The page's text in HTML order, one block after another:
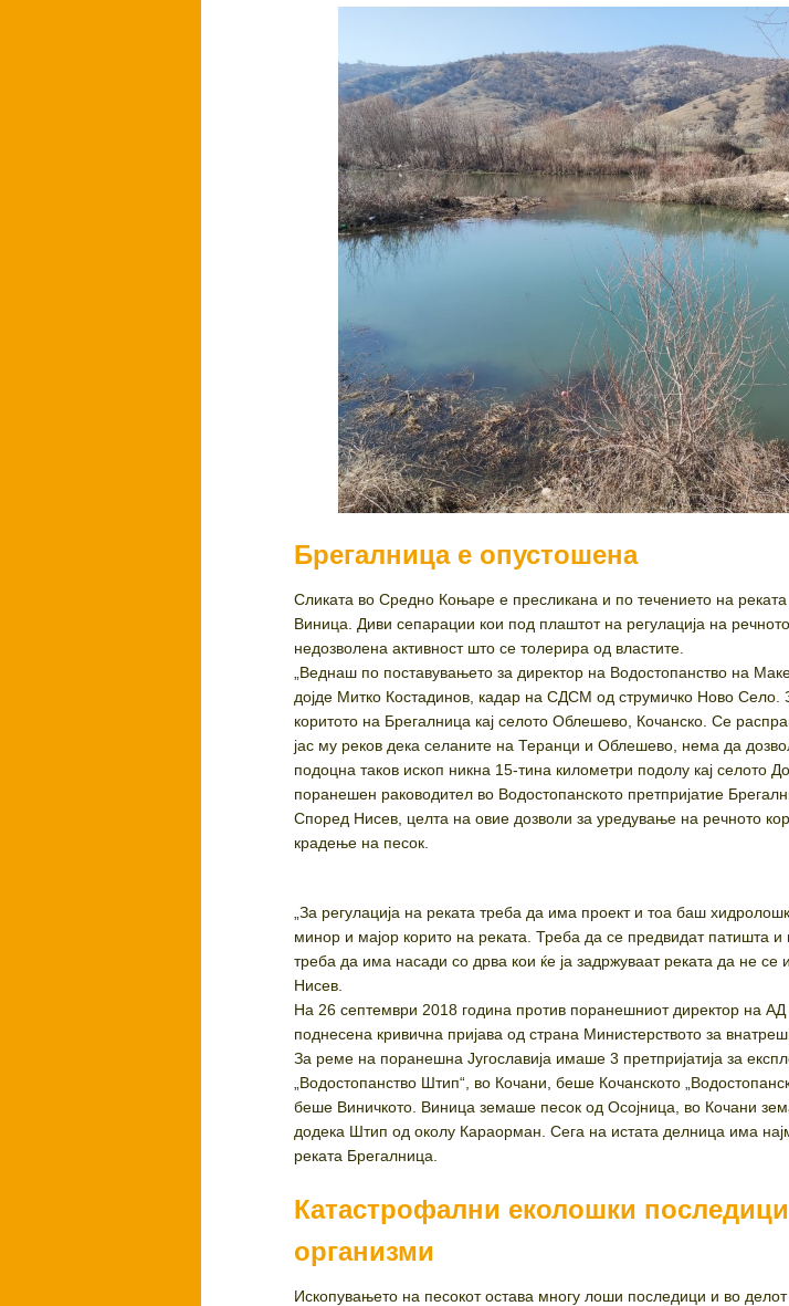
Брегалница е опустошена
Сликата во Средно Коњаре е пресликана и по течението на
Виница. Диви сепарации кои под плаштот на регулација на
недозволена активност што се толерира од властите.
„Веднаш по поставувањето за директор на Водостопанство на
дојде Митко Костадинов, кадар на СДСМ од струмичко Ново Село.
коритото на Брегалница кај селото Облешево, Кочанско. Се
јас му реков дека селаните на Теранци и Облешево, нема да
подоцна таков ископ никна 15-тина километри подолу кај селото
поранешен раководител во Водостопанското претпријатие
Според Нисев, целта на овие дозволи за уредување на речното
крадење на песок.
„За регулација на реката треба да има проект и тоа баш
минор и мајор корито на реката. Треба да се предвидат патишта и
треба да има насади со дрва кои ќе ја задржуваат реката да не се
Нисев.
На 26 септември 2018 година против поранешниот директор на
поднесена кривична пријава од страна Министерството за
За реме на поранешна Југославија имаше 3 претпријатија за
„Водостопанство Штип“, во Кочани, беше Кочанското
беше Виничкото. Виница земаше песок од Осојница, во Кочани
додека Штип од околу Караорман. Сега на истата делница има
реката Брегалница.
Катастрофални еколошки
организми
Ископувањето на песокот остава многу лоши последици и во